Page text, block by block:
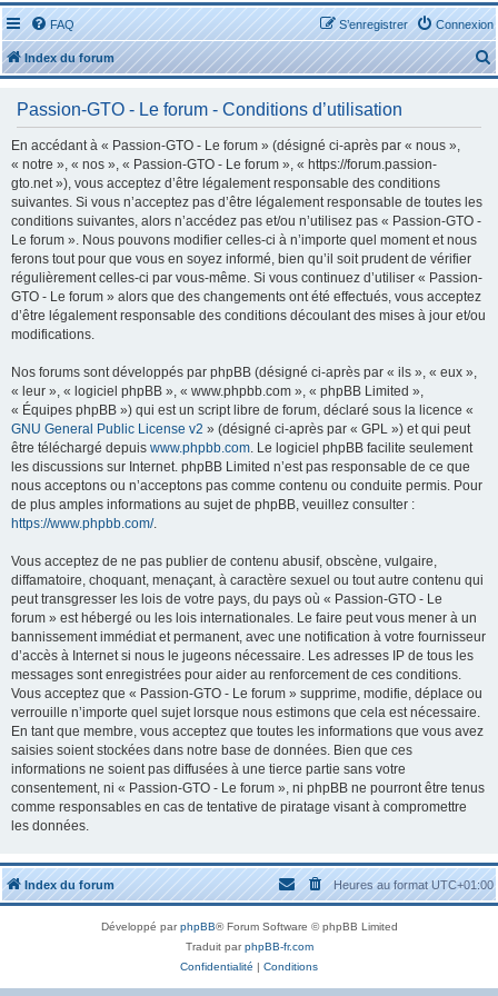
FAQ Connexion
S’enregistrer
Index du forum
e
Passion-GTO - Le forum - Conditions d’utilisation
En accédant à « Passion-GTO - Le forum » (désigné ci-après par « nous »,
« notre », « nos », « Passion-GTO - Le forum », « https://forum.passion-
gto.net »), vous acceptez d’être légalement responsable des conditions
suivantes. Si vous n’acceptez pas d’être légalement responsable de toutes les
conditions suivantes, alors n’accédez pas et/ou n’utilisez pas « Passion-GTO -
Le forum ». Nous pouvons modifier celles-ci à n’importe quel moment et nous
ferons tout pour que vous en soyez informé, bien qu’il soit prudent de vérifier
régulièrement celles-ci par vous-même. Si vous continuez d’utiliser « Passion-
GTO - Le forum » alors que des changements ont été effectués, vous acceptez
d’être légalement responsable des conditions découlant des mises à jour et/ou
modifications.
Nos forums sont développés par phpBB (désigné ci-après par « ils », « eux »,
« leur », « logiciel phpBB », « www.phpbb.com », « phpBB Limited »,
« Équipes phpBB ») qui est un script libre de forum, déclaré sous la licence «
GNU General Public License v2 » (désigné ci-après par « GPL ») et qui peut
être téléchargé depuis www.phpbb.com. Le logiciel phpBB facilite seulement
les discussions sur Internet. phpBB Limited n’est pas responsable de ce que
nous acceptons ou n’acceptons pas comme contenu ou conduite permis. Pour
de plus amples informations au sujet de phpBB, veuillez consulter :
https://www.phpbb.com/.
Vous acceptez de ne pas publier de contenu abusif, obscène, vulgaire,
diffamatoire, choquant, menaçant, à caractère sexuel ou tout autre contenu qui
peut transgresser les lois de votre pays, du pays où « Passion-GTO - Le
forum » est hébergé ou les lois internationales. Le faire peut vous mener à un
bannissement immédiat et permanent, avec une notification à votre fournisseur
d’accès à Internet si nous le jugeons nécessaire. Les adresses IP de tous les
messages sont enregistrées pour aider au renforcement de ces conditions.
Vous acceptez que « Passion-GTO - Le forum » supprime, modifie, déplace ou
verrouille n’importe quel sujet lorsque nous estimons que cela est nécessaire.
En tant que membre, vous acceptez que toutes les informations que vous avez
saisies soient stockées dans notre base de données. Bien que ces
informations ne soient pas diffusées à une tierce partie sans votre
consentement, ni « Passion-GTO - Le forum », ni phpBB ne pourront être tenus
comme responsables en cas de tentative de piratage visant à compromettre
les données.
Index du forum Heures au formatUTC+01:00
Développé parphpBB® Forum Software © phpBB Limited
Traduit parphpBB-fr.com
Confidentialité | Conditions